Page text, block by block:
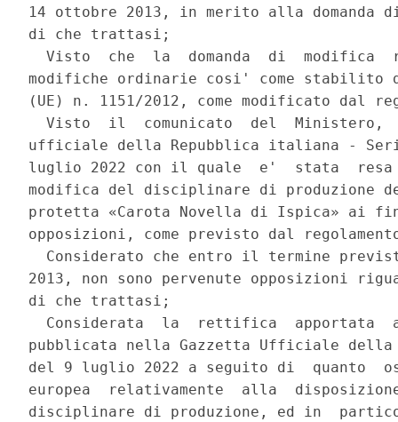
14 ottobre 2013, in merito alla
di che trattasi;
Visto  che  la  domanda  di  modifica
modifiche ordinarie cosi' come stabilito
(UE) n. 1151/2012, come modificato dal
Visto  il  comunicato  del  Ministero,
ufficiale della Repubblica italiana -
luglio 2022 con il quale  e'  stata
modifica del disciplinare di produzione
protetta «Carota Novella di Ispica» ai
opposizioni, come previsto dal
Considerato che entro il termine
2013, non sono pervenute opposizioni
di che trattasi;
Considerata  la  rettifica  apportata
pubblicata nella Gazzetta Ufficiale
del 9 luglio 2022 a seguito di  quanto
europea  relativamente  alla
disciplinare di produzione, ed in